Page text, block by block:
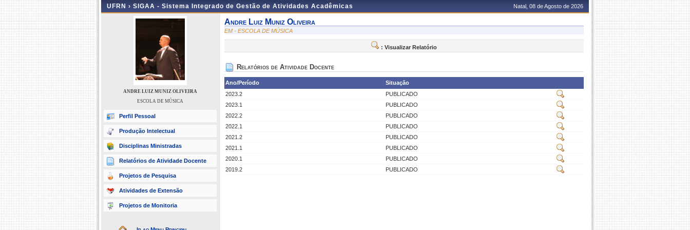
UFRN › SIGAA - Sistema Integrado de Gestão de Atividades Acadêmicas Natal, 08 de Agosto de 2026
ANDRE LUIZ MUNIZ OLIVEIRA
ESCOLA DE MÚSICA
Perfil Pessoal
Produção Intelectual
Disciplinas Ministradas
Relatórios de Atividade Docente
Projetos de Pesquisa
Atividades de Extensão
Projetos de Monitoria
Andre Luiz Muniz Oliveira
EM - ESCOLA DE MÚSICA
: Visualizar Relatório
Relatórios de Atividade Docente
Ano/Período
Situação
2023.2
PUBLICADO
2023.1
PUBLICADO
2022.2
PUBLICADO
2022.1
PUBLICADO
2021.2
PUBLICADO
2021.1
PUBLICADO
2020.1
PUBLICADO
2019.2
PUBLICADO